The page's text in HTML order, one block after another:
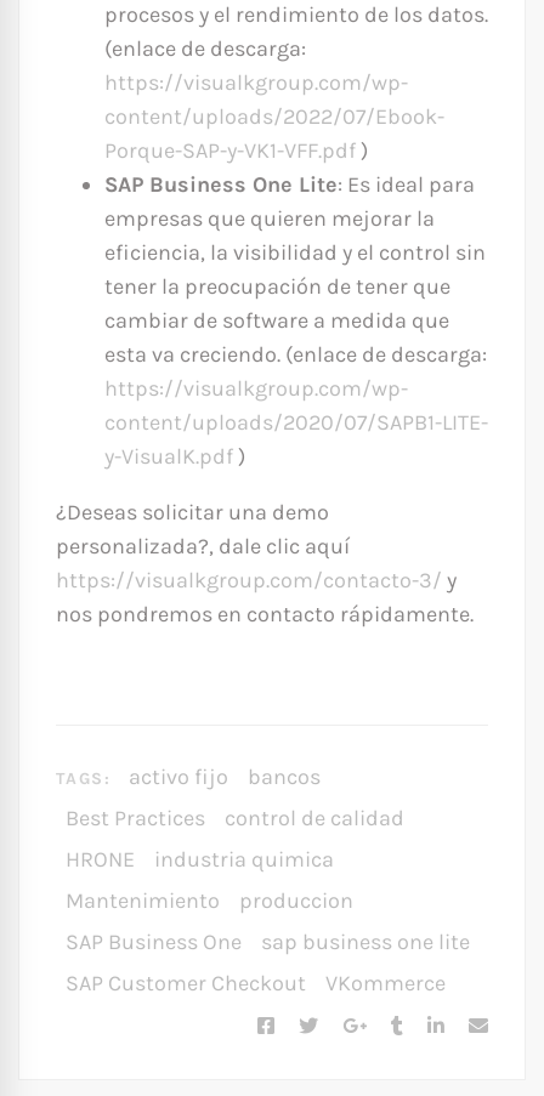
procesos y el rendimiento de los datos.
(enlace de descarga:
https://visualkgroup.com/wp-
content/uploads/2022/07/Ebook-
Porque-SAP-y-VK1-VFF.pdf)
SAP Business One Lite: Es ideal para
empresas que quieren mejorar la
eficiencia, la visibilidad y el control sin
tener la preocupación de tener que
cambiar de software a medida que
esta va creciendo. (enlace de descarga:
https://visualkgroup.com/wp-
content/uploads/2020/07/SAPB1-LITE-
y-VisualK.pdf)
¿Deseas solicitar una demo
personalizada?, dale clic aquí
https://visualkgroup.com/contacto-3/ y
nos pondremos en contacto rápidamente.
TAGS: activo fijo
bancos
Best Practices
control de calidad
HRONE
industria quimica
Mantenimiento
produccion
SAP Business One
sap business one lite
SAP Customer Checkout
VKommerce